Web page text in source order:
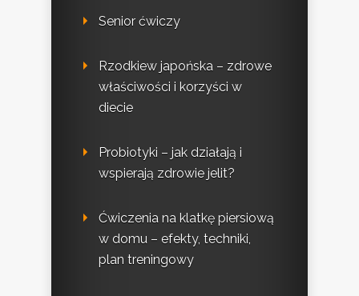
Senior ćwiczy
Rzodkiew japońska – zdrowe
właściwości i korzyści w
diecie
Probiotyki – jak działają i
wspierają zdrowie jelit?
Ćwiczenia na klatkę piersiową
w domu – efekty, techniki,
plan treningowy